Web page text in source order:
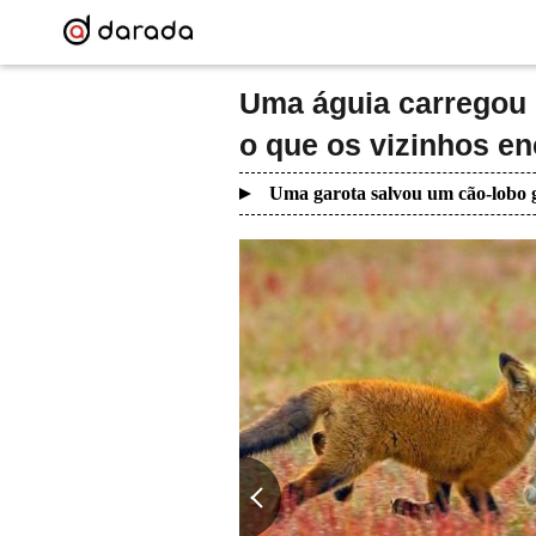
Uma águia
o que os vizinhos
Uma garota salvou um cão-lobo